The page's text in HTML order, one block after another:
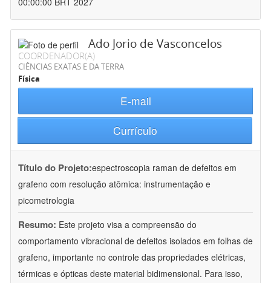
Ado Jorio de Vasconcelos
COORDENADOR(A)
CIÊNCIAS EXATAS E DA TERRA
Física
E-mail
Currículo
Título do Projeto:espectroscopia raman de defeitos em
grafeno com resolução atômica: instrumentação e
picometrologia
Resumo: Este projeto visa a compreensão do
comportamento vibracional de defeitos isolados em folhas de
grafeno, importante no controle das propriedades elétricas,
térmicas e ópticas deste material bidimensional. Para isso,